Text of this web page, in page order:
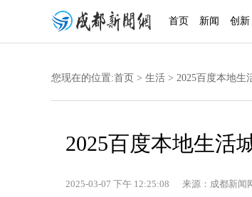
首页 新闻 创新
您现在的位置:首页 > 生活 > 2025百度本地生
2025百度本地生活
2025-03-07 下午 12:25:08 来源：成都新